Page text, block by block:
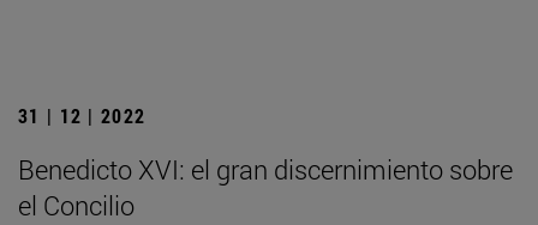
31 | 12 | 2022
Benedicto XVI: el gran discernimiento sobre
el Concilio